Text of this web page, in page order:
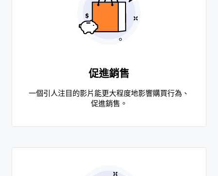
促進銷售
一個引人注目的影片能更大程度地影響購買行為、
促進銷售。